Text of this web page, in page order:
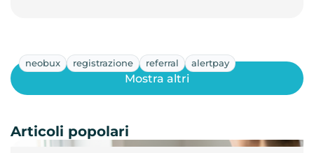
neobux registrazione referral alertpay
Mostra altri
Articoli popolari